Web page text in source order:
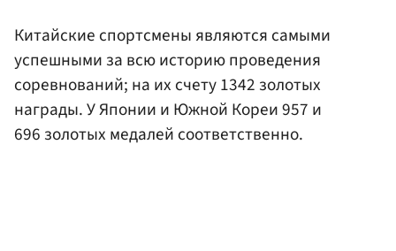
Китайские спортсмены являются самыми
успешными за всю историю проведения
соревнований; на их счету 1342 золотых
награды. У Японии и Южной Кореи 957 и
696 золотых медалей соответственно.